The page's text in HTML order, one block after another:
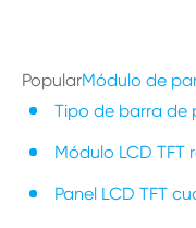
PopularMódulo de
Tipo de barra de
Módulo LCD TFT
Panel LCD TFT